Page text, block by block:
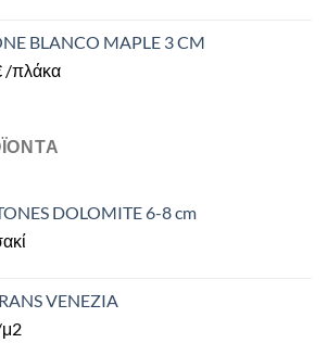
BLANCO MAPLE 3 CM
/πλάκα
DOLOMITE 6-8 cm
VENEZIA